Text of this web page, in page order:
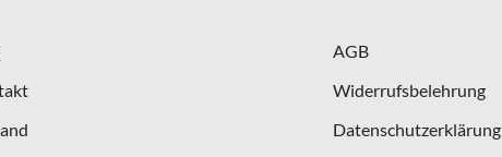
AGB
Widerrufsbelehrung
Datenschutzerklärung